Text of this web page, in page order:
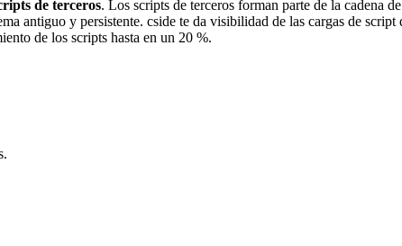
de terceros. Los scripts de terceros forman parte de la cadena
antiguo y persistente. cside te da visibilidad de las cargas de
de los scripts hasta en un 20 %.